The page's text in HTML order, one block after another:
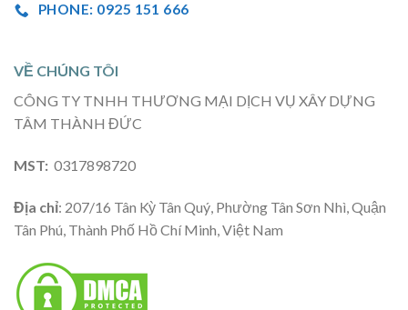
PHONE: 0925 151 666
VỀ CHÚNG TÔI
CÔNG TY TNHH THƯƠNG MẠI DỊCH VỤ XÂY DỰNG
TÂM THÀNH ĐỨC
MST: 0317898720
Địa chỉ: 207/16 Tân Kỳ Tân Quý, Phường Tân Sơn Nhì, Quận
Tân Phú, Thành Phố Hồ Chí Minh, Việt Nam